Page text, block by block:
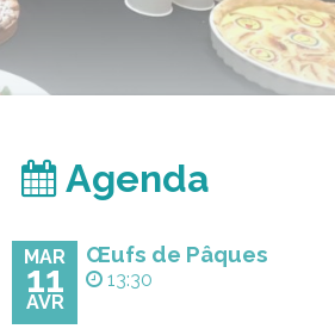
Agenda
MAR
11
AVR
Œufs de Pâques
13:30